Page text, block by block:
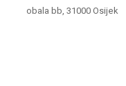
obala bb, 31000 Osijek